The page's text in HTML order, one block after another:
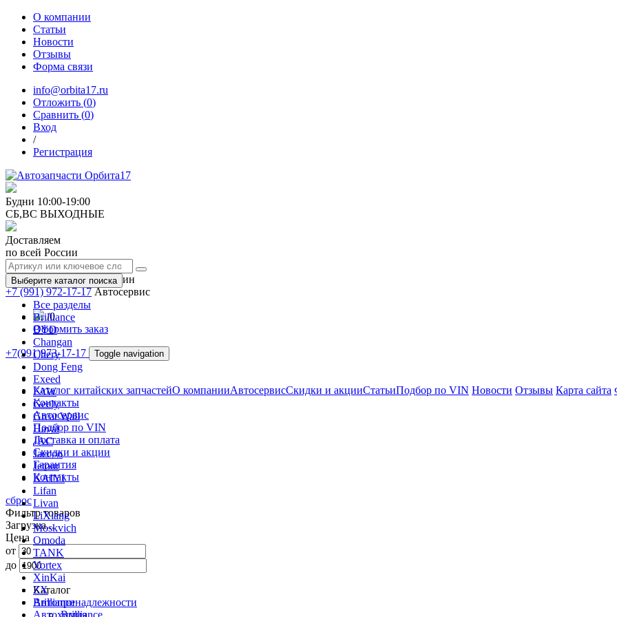
О компании
Статьи
Новости
Отзывы
Форма связи
info@orbita17.ru
Отложить (0)
Сравнить (0)
Вход
/
Регистрация
Будни 10:00-19:00
СБ,ВС ВЫХОДНЫЕ
Доставляем
по всей России
Выберите каталог поиска
Все разделы
Brilliance
BYD
Changan
Chery
Dong Feng
Exeed
FAW
Geely
Great Wall
Haval
JAC
Jaecoo
Jetour
KAIYI
Lifan
Livan
LiXiang
Moskvich
Omoda
TANK
Vortex
XinKai
ZX
Автопринадлежности
Автохимия
+7 (991) 973-17-17Магазин
+7 (991) 972-17-17Автосервис
/0
Оформить заказ
+7(991)973-17-17 Toggle navigation
Каталог китайских запчастейО компанииАвтосервисСкидки и акцииСтатьиПодбор по VIN Новости Отзывы Карта сайта
Контакты
Автосервис
Подбор по VIN
Доставка и оплата
Скидки и акции
Гарантия
Контакты
сброс
Фильтр товаров
Загрузка...
Цена
от
до
Каталог
Brilliance
Brilliance